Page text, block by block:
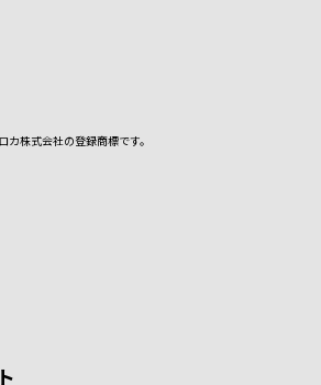
株式会社の登録商標です。